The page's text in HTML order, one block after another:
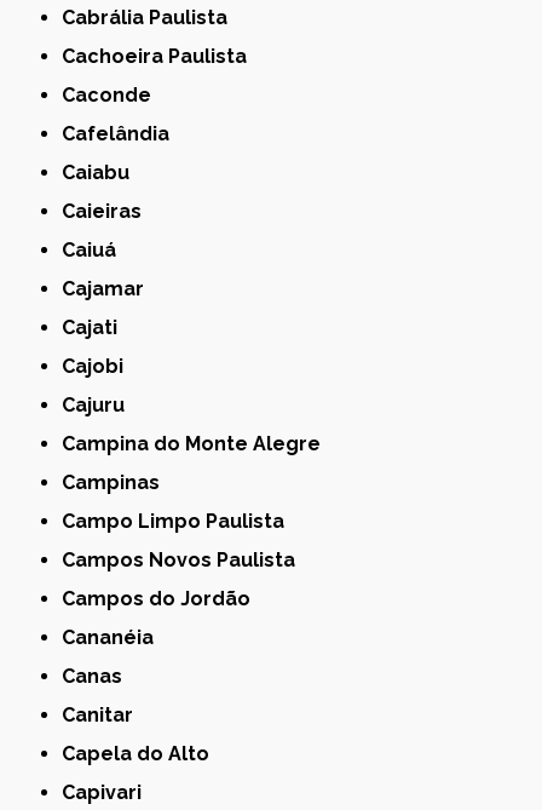
Cabrália Paulista
Cachoeira Paulista
Caconde
Cafelândia
Caiabu
Caieiras
Caiuá
Cajamar
Cajati
Cajobi
Cajuru
Campina do Monte Alegre
Campinas
Campo Limpo Paulista
Campos Novos Paulista
Campos do Jordão
Cananéia
Canas
Canitar
Capela do Alto
Capivari